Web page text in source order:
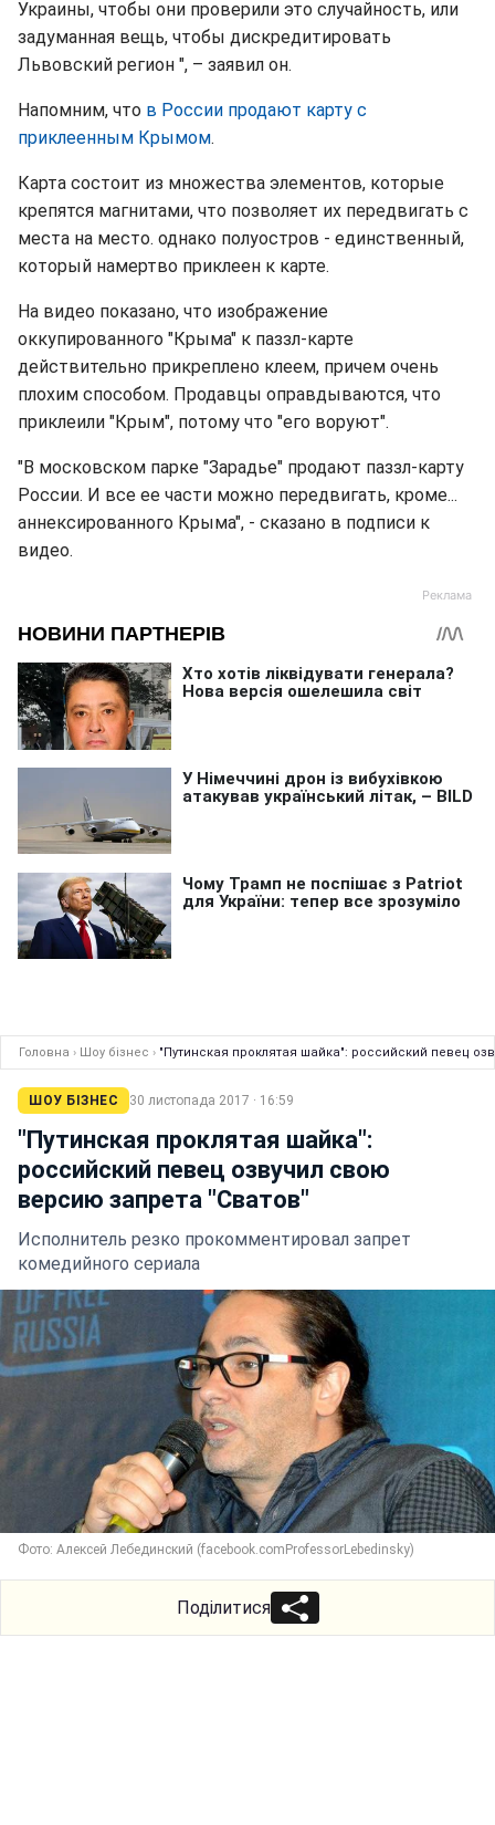
Украины, чтобы они проверили это случайность, или
задуманная вещь, чтобы дискредитировать
Львовский регион ", – заявил он.
Напомним, что в России продают карту с
приклеенным Крымом.
Карта состоит из множества элементов, которые
крепятся магнитами, что позволяет их передвигать с
места на место. однако полуостров - единственный,
который намертво приклеен к карте.
На видео показано, что изображение
оккупированного "Крыма" к паззл-карте
действительно прикреплено клеем, причем очень
плохим способом. Продавцы оправдываются, что
приклеили "Крым", потому что "его воруют".
"В московском парке "Зарадье" продают паззл-карту
России. И все ее части можно передвигать, кроме...
аннексированного Крыма", - сказано в подписи к
видео.
Головна › Шоу бізнес › "Путинская проклятая шайка": российский певец
ШОУ БІЗНЕС 30 листопада 2017 · 16:59
"Путинская проклятая шайка":
российский певец озвучил свою
версию запрета "Сватов"
Исполнитель резко прокомментировал запрет
комедийного сериала
Фото: Алексей Лебединский (facebook.comProfessorLebedinsky)
Поділитися